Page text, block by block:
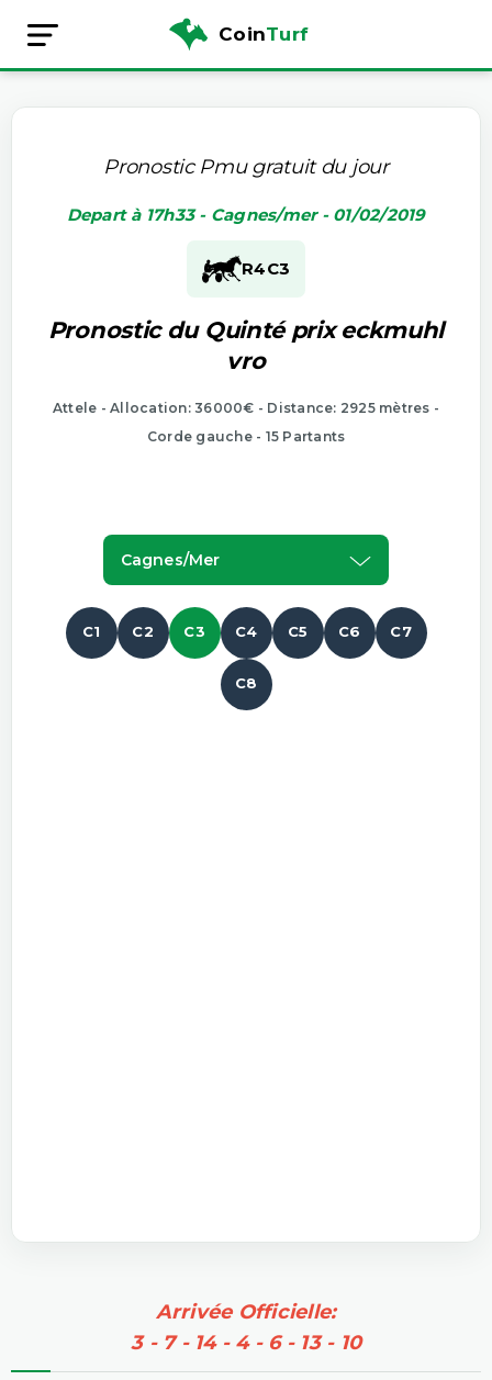
CoinTurf
Pronostic Pmu gratuit du jour
Depart à 17h33 - Cagnes/mer - 01/02/2019
R4C3
Pronostic du Quinté prix eckmuhl
vro
Attele - Allocation: 36000€ - Distance: 2925 mètres -
Corde gauche - 15 Partants
Cagnes/mer
C1 C2 C3 C4 C5 C6 C7
C8
Arrivée Officielle:
3 - 7 - 14 - 4 - 6 - 13 - 10